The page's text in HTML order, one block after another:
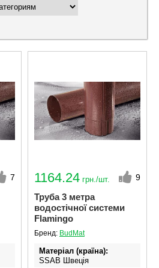
7 1164.24 грн./шт. 9
Труба 3 метра
водостічної системи
Flamingo
Бренд: BudMat
Матеріал (країна)
SSAB Швеція